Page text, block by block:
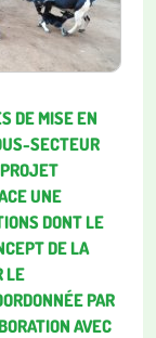
DE MISE EN
SECTEUR
UNE
DONT LE
DE LA
LE
PAR
AVEC